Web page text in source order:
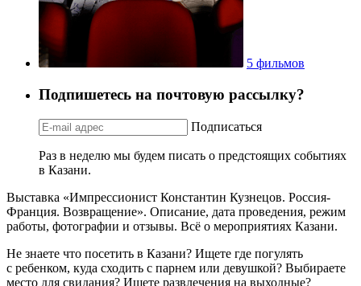
5 фильмов
Подпишетесь на почтовую рассылку?
Подписаться
Раз в неделю мы будем писать о предстоящих событиях
в Казани.
Выставка «Импрессионист Константин Кузнецов. Россия-
Франция. Возвращение». Описание, дата проведения, режим
работы, фотографии и отзывы. Всё о мероприятиях Казани.
Не знаете что посетить в Казани? Ищете где погулять
с ребенком, куда сходить с парнем или девушкой? Выбираете
место для свидания? Ищете развлечения на выходные?